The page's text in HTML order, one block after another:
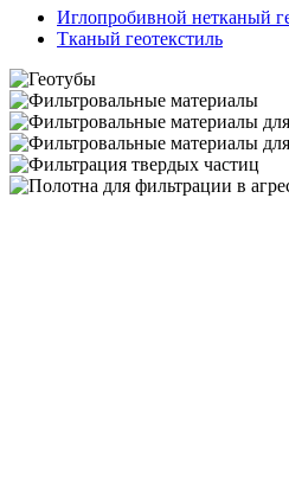
Иглопробивной нетканый
Тканый геотекстиль